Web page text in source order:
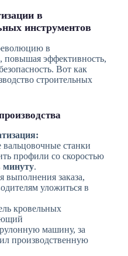
в
инструментов
в
повышая эффективность,
Вот как
строительных
вальцовочные станки
профили со скоростью
минуту.
выполнения заказа,
уложиться в
кровельных
машину, за
производственную